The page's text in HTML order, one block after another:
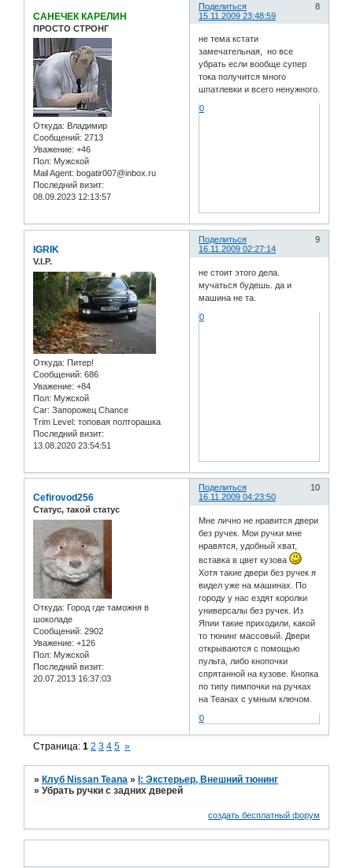
Поделиться
8
15.11.2009 23:48:59
САНЕЧЕК КАРЕЛИН
ПРОСТО СТРОНГ
Откуда: Владимир
Сообщений: 2713
Уважение: +46
Пол: Мужской
Mail Agent: bogatir007@inbox.ru
Последний визит:
08.09.2023 12:13:57
не тема кстати
замечательная, но все
убрать если вообще супер
тока получится много
шпатлевки и всего ненужного.
0
Поделиться
9
16.11.2009 02:27:14
IGRIK
V.I.P.
Откуда: Питер!
Сообщений: 686
Уважение: +84
Пол: Мужской
Car: Запорожец Chance
Trim Level: топовая полторашка
Последний визит:
13.08.2020 23:54:51
не стоит этого дела.
мучаться будешь. да и
машина не та.
0
Поделиться
10
16.11.2009 04:23:50
Cefirovod256
Статус, такой статус
Откуда: Город где таможня в
шоколаде
Сообщений: 2902
Уважение: +126
Пол: Мужской
Последний визит:
20.07.2013 16:37:03
Мне лично не нравится двери
без ручек. Мои ручки мне
нравятся, удобный хват,
вставка в цвет кузова
Хотя такие двери без ручек я
видел уже на машинах. По
городу у нас ездят королки
универсалы без ручек. Из
Япии такие приходили, какой
то тюнинг массовый. Двери
открываются с помощью
пульта, либо кнопочки
спрятанной на кузове. Кнопка
по типу пимпочки на ручках
на Теанах с умным ключом.
0
Страница:1 2 3 4 5 »
»Клуб Nissan Teana »I: Экстерьер, Внешний тюнинг
»Убрать ручки с задних дверей
создать бесплатный форум